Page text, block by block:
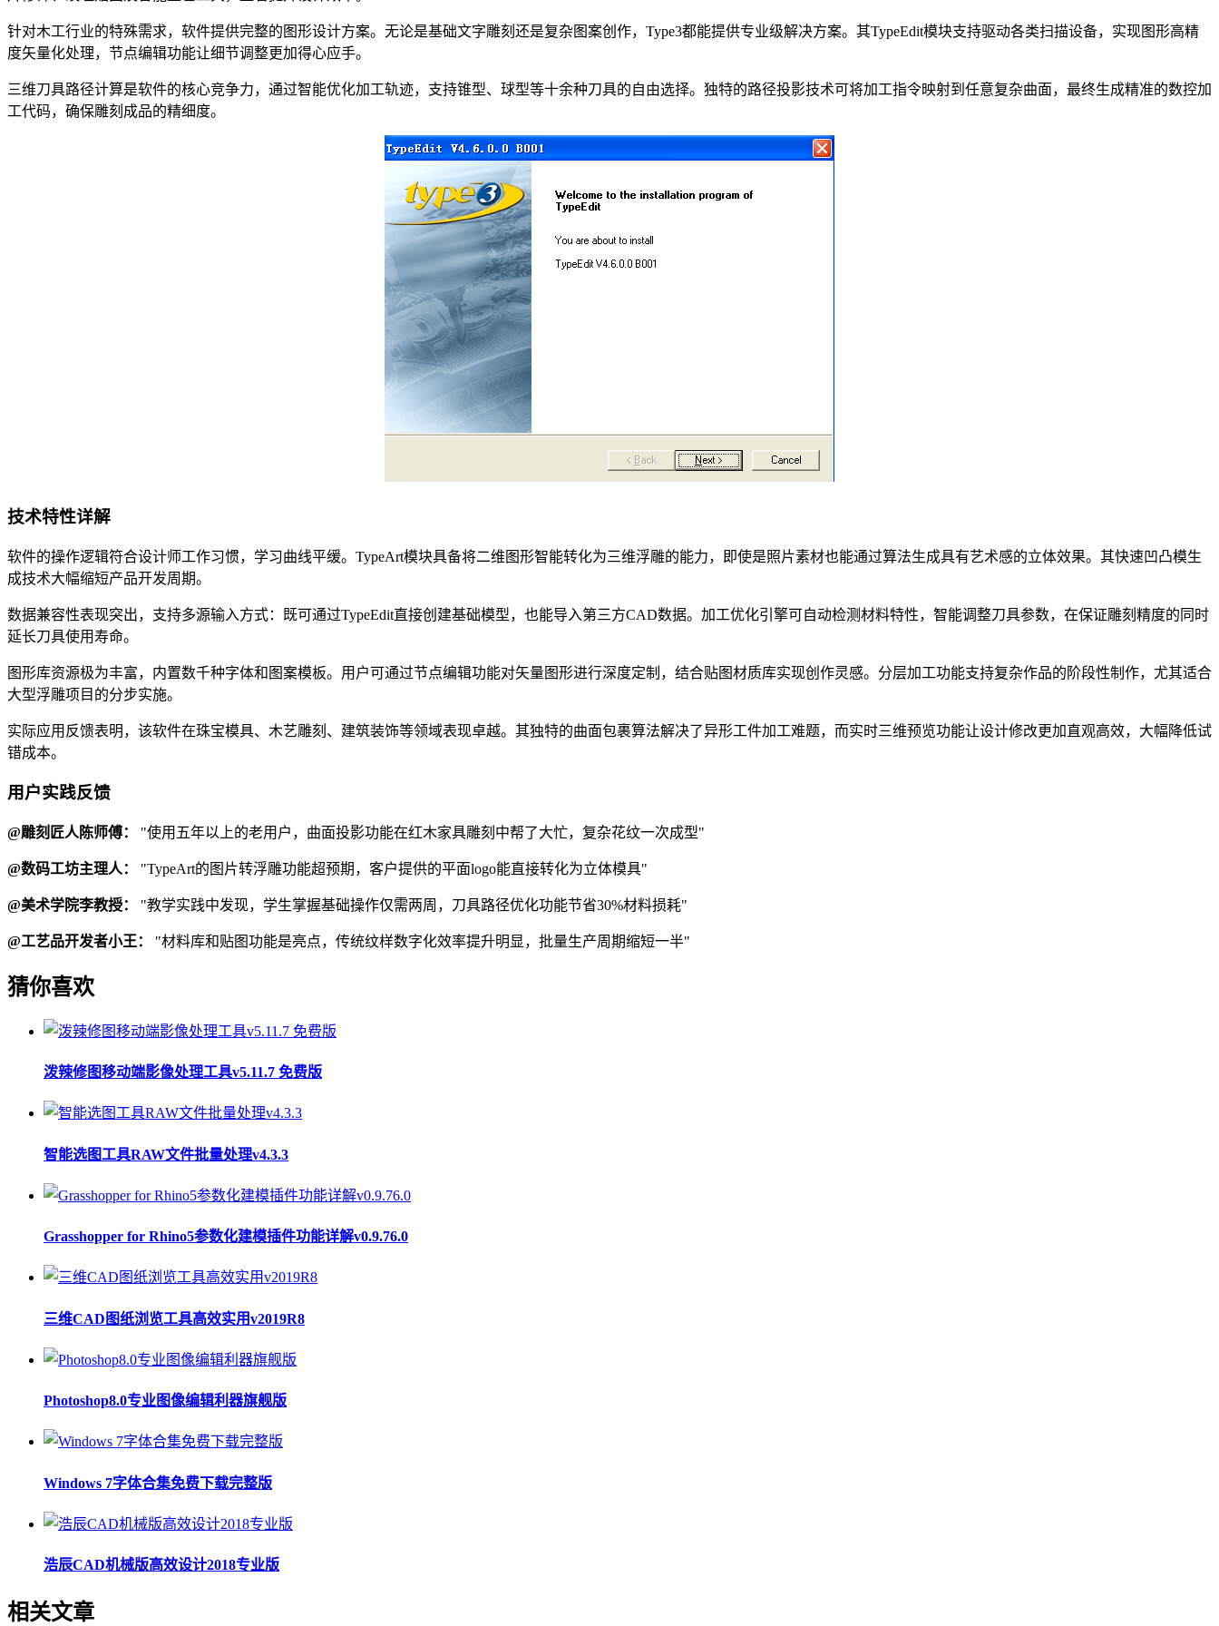
针对木工行业的特殊需求，软件提供完整的图形设计方案。无论是基础文字雕刻还是复杂图案创作，Type3都能提供专业级解决方案。其TypeEdit模块支持驱动各类扫描设备，实现图形高精
度矢量化处理，节点编辑功能让细节调整更加得心应手。
三维刀具路径计算是软件的核心竞争力，通过智能优化加工轨迹，支持锥型、球型等十余种刀具的自由选择。独特的路径投影技术可将加工指令映射到任意复杂曲面，最终生成精准的数控加
工代码，确保雕刻成品的精细度。
技术特性详解
软件的操作逻辑符合设计师工作习惯，学习曲线平缓。TypeArt模块具备将二维图形智能转化为三维浮雕的能力，即使是照片素材也能通过算法生成具有艺术感的立体效果。其快速凹凸模生
成技术大幅缩短产品开发周期。
数据兼容性表现突出，支持多源输入方式：既可通过TypeEdit直接创建基础模型，也能导入第三方CAD数据。加工优化引擎可自动检测材料特性，智能调整刀具参数，在保证雕刻精度的同时
延长刀具使用寿命。
图形库资源极为丰富，内置数千种字体和图案模板。用户可通过节点编辑功能对矢量图形进行深度定制，结合贴图材质库实现创作灵感。分层加工功能支持复杂作品的阶段性制作，尤其适合
大型浮雕项目的分步实施。
实际应用反馈表明，该软件在珠宝模具、木艺雕刻、建筑装饰等领域表现卓越。其独特的曲面包裹算法解决了异形工件加工难题，而实时三维预览功能让设计修改更加直观高效，大幅降低试
错成本。
用户实践反馈
@雕刻匠人陈师傅： "使用五年以上的老用户，曲面投影功能在红木家具雕刻中帮了大忙，复杂花纹一次成型"
@数码工坊主理人： "TypeArt的图片转浮雕功能超预期，客户提供的平面logo能直接转化为立体模具"
@美术学院李教授： "教学实践中发现，学生掌握基础操作仅需两周，刀具路径优化功能节省30%材料损耗"
@工艺品开发者小王： "材料库和贴图功能是亮点，传统纹样数字化效率提升明显，批量生产周期缩短一半"
猜你喜欢
泼辣修图移动端影像处理工具v5.11.7 免费版
智能选图工具RAW文件批量处理v4.3.3
Grasshopper for Rhino5参数化建模插件功能详解v0.9.76.0
三维CAD图纸浏览工具高效实用v2019R8
Photoshop8.0专业图像编辑利器旗舰版
Windows 7字体合集免费下载完整版
浩辰CAD机械版高效设计2018专业版
相关文章